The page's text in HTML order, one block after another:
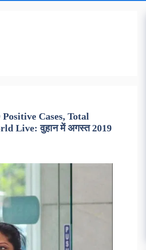
Cases, Total
Live: वुहान में अगस्त 2019